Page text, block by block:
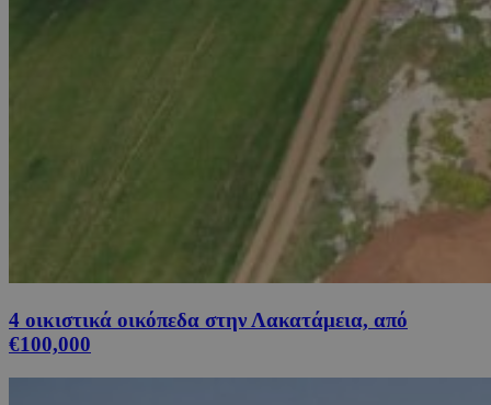
4 οικιστικά οικόπεδα στην Λακατάμεια, από
€100,000